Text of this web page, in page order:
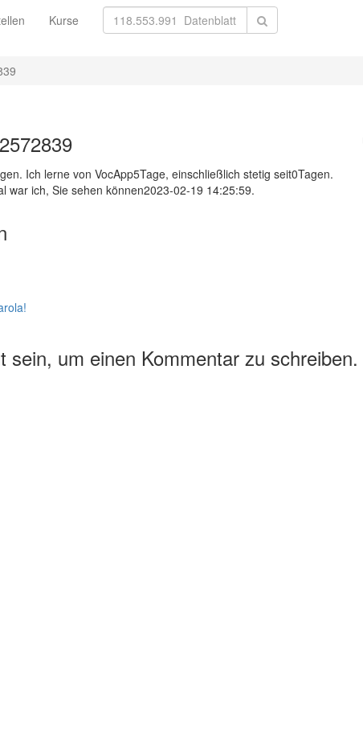
Kurse
Ich lerne von VocApp5Tage, einschließlich stetig seit0Tagen.
war ich, Sie sehen können2023-02-19 14:25:59.
sein, um einen Kommentar zu schreiben.